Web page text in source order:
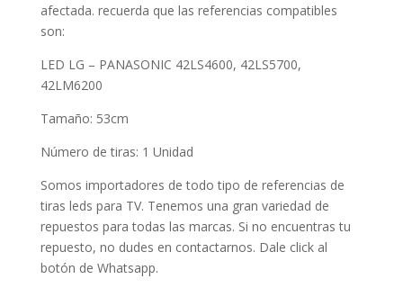
afectada. recuerda que las referencias compatibles
son:
LED LG – PANASONIC 42LS4600, 42LS5700,
42LM6200
Tamaño: 53cm
Número de tiras: 1 Unidad
Somos importadores de todo tipo de referencias de
tiras leds para TV. Tenemos una gran variedad de
repuestos para todas las marcas. Si no encuentras tu
repuesto, no dudes en contactarnos. Dale click al
botón de Whatsapp.